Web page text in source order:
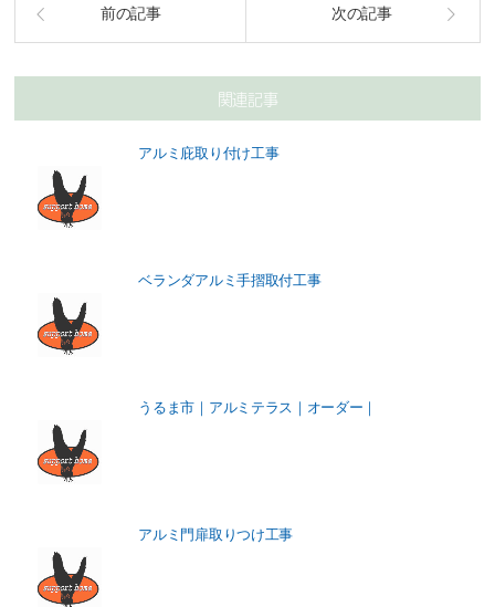
前の記事 次の記事
関連記事
アルミ庇取り付け工事
ベランダアルミ手摺取付工事
うるま市｜アルミテラス｜オーダー｜
アルミ門扉取りつけ工事